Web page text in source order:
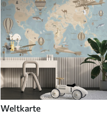
Weltkarte